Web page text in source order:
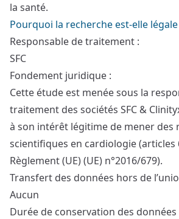
la santé.
Pourquoi la recherche est-elle légale
Responsable de traitement :
SFC
Fondement juridique :
Cette étude est menée sous la
traitement des sociétés SFC &
à son intérêt légitime de mener des
scientifiques en cardiologie (articles
Règlement (UE) (UE) n°2016/679).
Transfert des données hors de
Aucun
Durée de conservation des données